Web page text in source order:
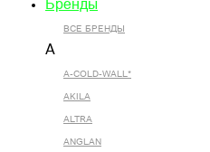
Бренды
ВСЕ БРЕНДЫ
A
A-COLD-WALL*
AKILA
ALTRA
ANGLAN